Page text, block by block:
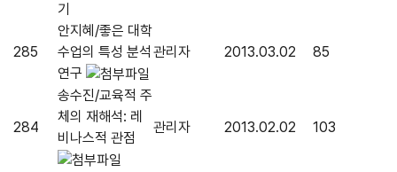
기
285
안지혜/좋은 대학
수업의 특성 분석
연구
관리자 2013.03.02 85
284
송수진/교육적 주
체의 재해석: 레
비나스적 관점
관리자 2013.02.02 103